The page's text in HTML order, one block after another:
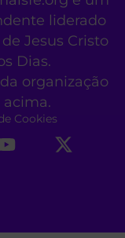
liderado
Jesus Cristo
Dias.
organização
Cookies